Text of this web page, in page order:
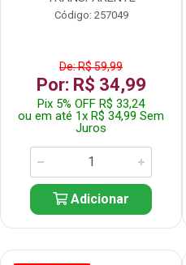
Código: 257049
De: R$ 59,99
Por: R$ 34,99
Pix 5% OFF R$ 33,24
ou em até 1x R$ 34,99 Sem
Juros
Adicionar